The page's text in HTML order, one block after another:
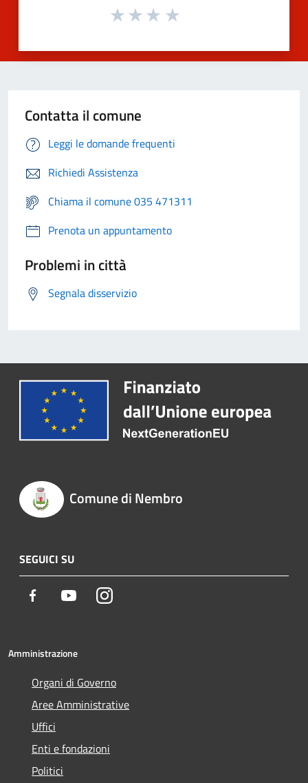
Contatta il comune
Leggi le domande frequenti
Richiedi Assistenza
Chiama il comune 035 471311
Prenota un appuntamento
Problemi in città
Segnala disservizio
Comune di Nembro
SEGUICI SU
Facebook YoutubeInstagram
Amministrazione
Organi di Governo
Aree Amministrative
Uffici
Enti e fondazioni
Politici